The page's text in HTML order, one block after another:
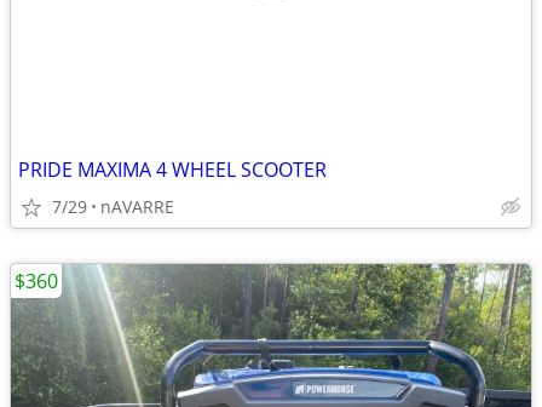
PRIDE MAXIMA 4 WHEEL SCOOTER
7/29 nAVARRE
$360